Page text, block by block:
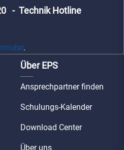
- Technik Hotline
.
Über EPS
Ansprechpartner finden
Schulungs-Kalender
Download Center
Über uns